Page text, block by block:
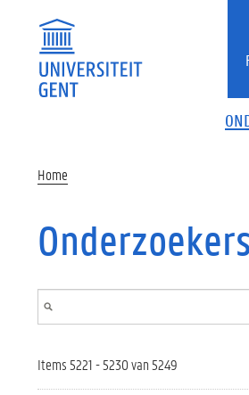
Home
Onderzoekers
Items 5221 - 5230 van 5249